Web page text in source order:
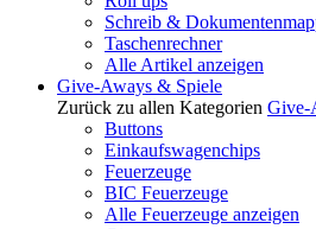
Schreib &
Taschenrechner
Alle Artikel anzeigen
Give-Aways & Spiele
Zurück zu allen Kategorien Give-
Buttons
Einkaufswagenchips
Feuerzeuge
BIC Feuerzeuge
Alle Feuerzeuge anzeigen